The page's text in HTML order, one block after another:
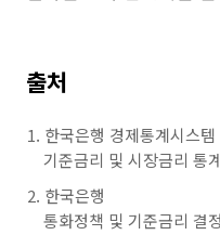
출처
한국은행 경제통계시스템
기준금리 및 시장금리 통
한국은행
통화정책 및 기준금리 결